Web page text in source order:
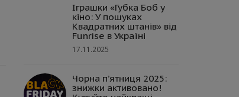
Іграшки «Губка Боб у
кіно: У пошуках
Квадратних штанів» від
Funrise в Україні
17.11.2025
Чорна п’ятниця 2025:
знижки активовано!